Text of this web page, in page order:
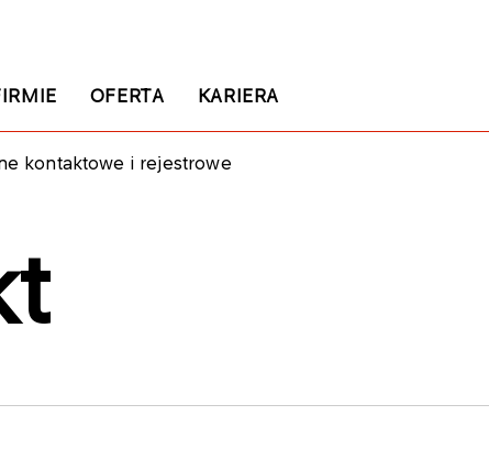
OFERTA KARIERA
kontaktowe i rejestrowe